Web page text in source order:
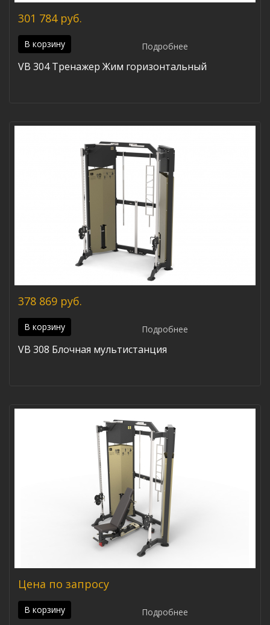
301 784 руб.
В корзину Подробнее
VB 304 Тренажер Жим горизонтальный
378 869 руб.
В корзину Подробнее
VB 308 Блочная мультистанция
Цена по запросу
В корзину Подробнее